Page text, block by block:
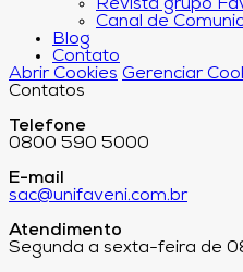
Revista grupo
Canal de
Blog
Contato
Abrir Cookies Gerenciar
Contatos
Telefone
0800 590 5000
E-mail
sac@unifaveni.com.br
Atendimento
Segunda a sexta-feira de